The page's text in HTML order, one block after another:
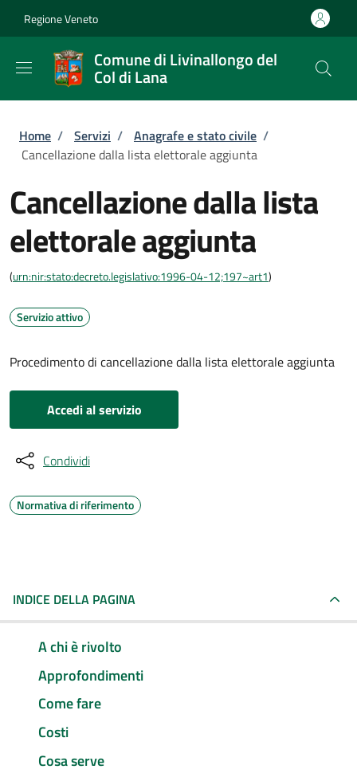
Regione Veneto
Comune di Livinallongo del
Col di Lana
Briciole di pane
Home / Servizi / Anagrafe e stato civile /
Cancellazione dalla lista elettorale aggiunta
Cancellazione dalla lista
elettorale aggiunta
(urn:nir:stato:decreto.legislativo:1996-04-12;197~art1)
Servizio attivo
Procedimento di cancellazione dalla lista elettorale aggiunta
Accedi al servizio
Condividi
Normativa di riferimento
INDICE DELLA PAGINA
A chi è rivolto
Approfondimenti
Come fare
Costi
Cosa serve